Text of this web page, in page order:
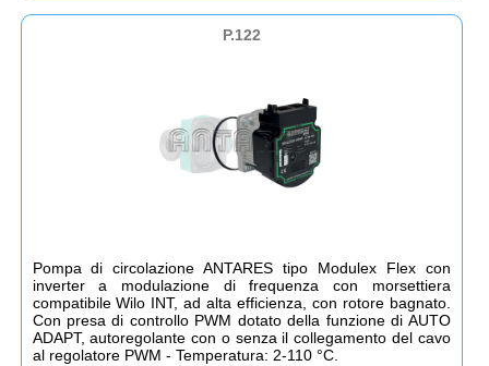
P.122
Pompa di circolazione ANTARES tipo Modulex Flex con
inverter a modulazione di frequenza con morsettiera
compatibile Wilo INT, ad alta efficienza, con rotore bagnato.
Con presa di controllo PWM dotato della funzione di AUTO
ADAPT, autoregolante con o senza il collegamento del cavo
al regolatore PWM - Temperatura: 2-110 °C.